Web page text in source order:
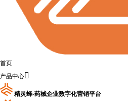
首页
产品中心
精灵蜂-药械企业数字化营销平台